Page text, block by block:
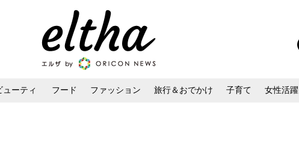
ューティ フード ファッション 旅行＆おでかけ 子育て 女性活躍